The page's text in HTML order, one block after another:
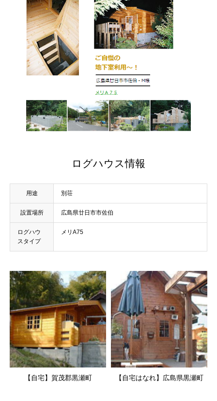
ログハウス情報
用途 別荘
設置場所 広島県廿日市市佐伯
ログハウ
スタイプ
メリA75
【自宅】賀茂郡黒瀬町 【自宅はなれ】広島県黒瀬町